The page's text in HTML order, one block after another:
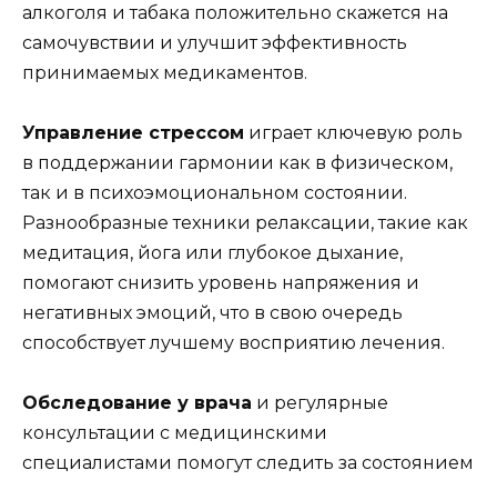
алкоголя и табака положительно скажется на
самочувствии и улучшит эффективность
принимаемых медикаментов.
Управление стрессом играет ключевую роль
в поддержании гармонии как в физическом,
так и в психоэмоциональном состоянии.
Разнообразные техники релаксации, такие как
медитация, йога или глубокое дыхание,
помогают снизить уровень напряжения и
негативных эмоций, что в свою очередь
способствует лучшему восприятию лечения.
Обследование у врача и регулярные
консультации с медицинскими
специалистами помогут следить за состоянием